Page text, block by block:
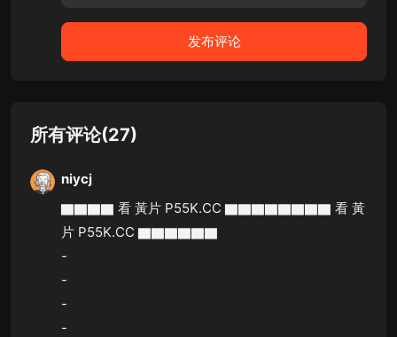
所有评论(27)
niycj
▇▇▇▇ 看 黃片 P55K.CC ▇▇▇▇▇▇▇▇ 看 黃
片 P55K.CC ▇▇▇▇▇▇
-
-
-
-